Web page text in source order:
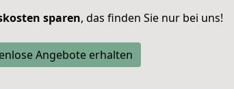
sparen, das finden Sie nur bei uns!
Angebote erhalten